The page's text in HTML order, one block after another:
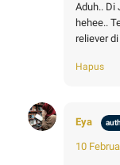
Aduh.. Di
hehee..
reliever
Hapus
Eya
10